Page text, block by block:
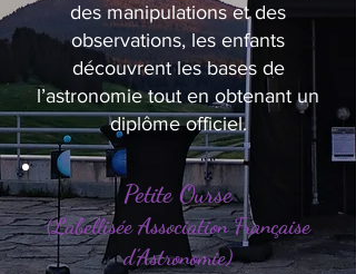
des manipulations et des
observations, les enfants
découvrent les bases de
l’astronomie tout en obtenant un
diplôme officiel.
Petite Ourse
(Labellisée Association Française
d’Astronomie)